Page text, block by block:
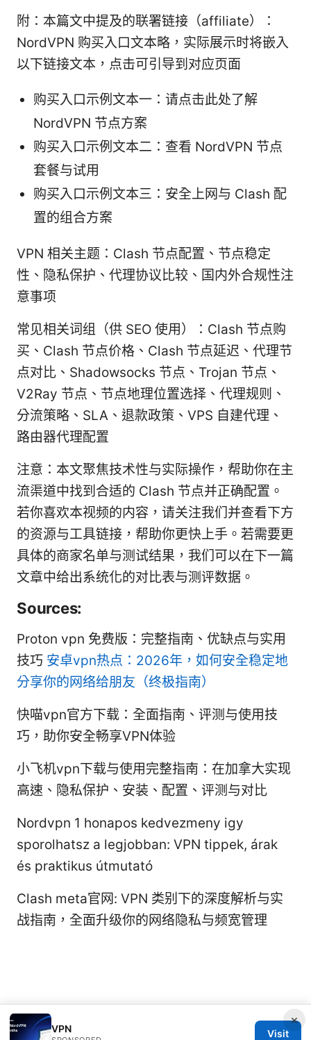
附：本篇文中提及的联署链接（affiliate）：
NordVPN 购买入口文本略，实际展示时将嵌入
以下链接文本，点击可引导到对应页面
购买入口示例文本一：请点击此处了解
NordVPN 节点方案
购买入口示例文本二：查看 NordVPN 节点
套餐与试用
购买入口示例文本三：安全上网与 Clash 配
置的组合方案
VPN 相关主题：Clash 节点配置、节点稳定
性、隐私保护、代理协议比较、国内外合规性注
意事项
常见相关词组（供 SEO 使用）：Clash 节点购
买、Clash 节点价格、Clash 节点延迟、代理节
点对比、Shadowsocks 节点、Trojan 节点、
V2Ray 节点、节点地理位置选择、代理规则、
分流策略、SLA、退款政策、VPS 自建代理、
路由器代理配置
注意：本文聚焦技术性与实际操作，帮助你在主
流渠道中找到合适的 Clash 节点并正确配置。
若你喜欢本视频的内容，请关注我们并查看下方
的资源与工具链接，帮助你更快上手。若需要更
具体的商家名单与测试结果，我们可以在下一篇
文章中给出系统化的对比表与测评数据。
Sources:
Proton vpn 免费版：完整指南、优缺点与实用
技巧 安卓vpn热点：2026年，如何安全稳定地
分享你的网络给朋友（终极指南）
快喵vpn官方下载：全面指南、评测与使用技
巧，助你安全畅享VPN体验
小飞机vpn下载与使用完整指南：在加拿大实现
高速、隐私保护、安装、配置、评测与对比
Nordvpn 1 honapos kedvezmeny igy
sporolhatsz a legjobban: VPN tippek, árak
és praktikus útmutató
Clash meta官网: VPN 类别下的深度解析与实
战指南，全面升级你的网络隐私与频宽管理
×
VPN Visit